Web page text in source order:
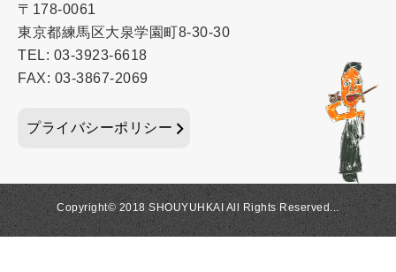
〒178-0061
東京都練馬区大泉学園町8-30-30
TEL: 03-3923-6618
FAX: 03-3867-2069
プライバシーポリシー
Copyright© 2018 SHOUYUHKAI All Rights Reserved...